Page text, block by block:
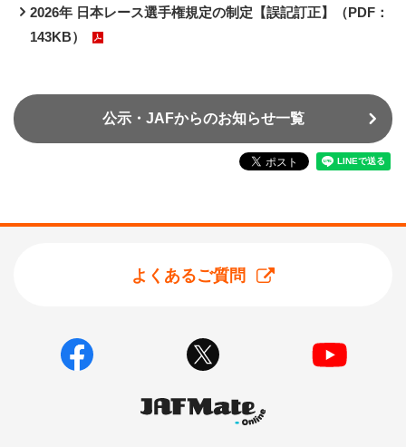
2026年 日本レース選手権規定の制定【誤記訂正】（PDF：
143KB）
公示・JAFからのお知らせ一覧
よくあるご質問